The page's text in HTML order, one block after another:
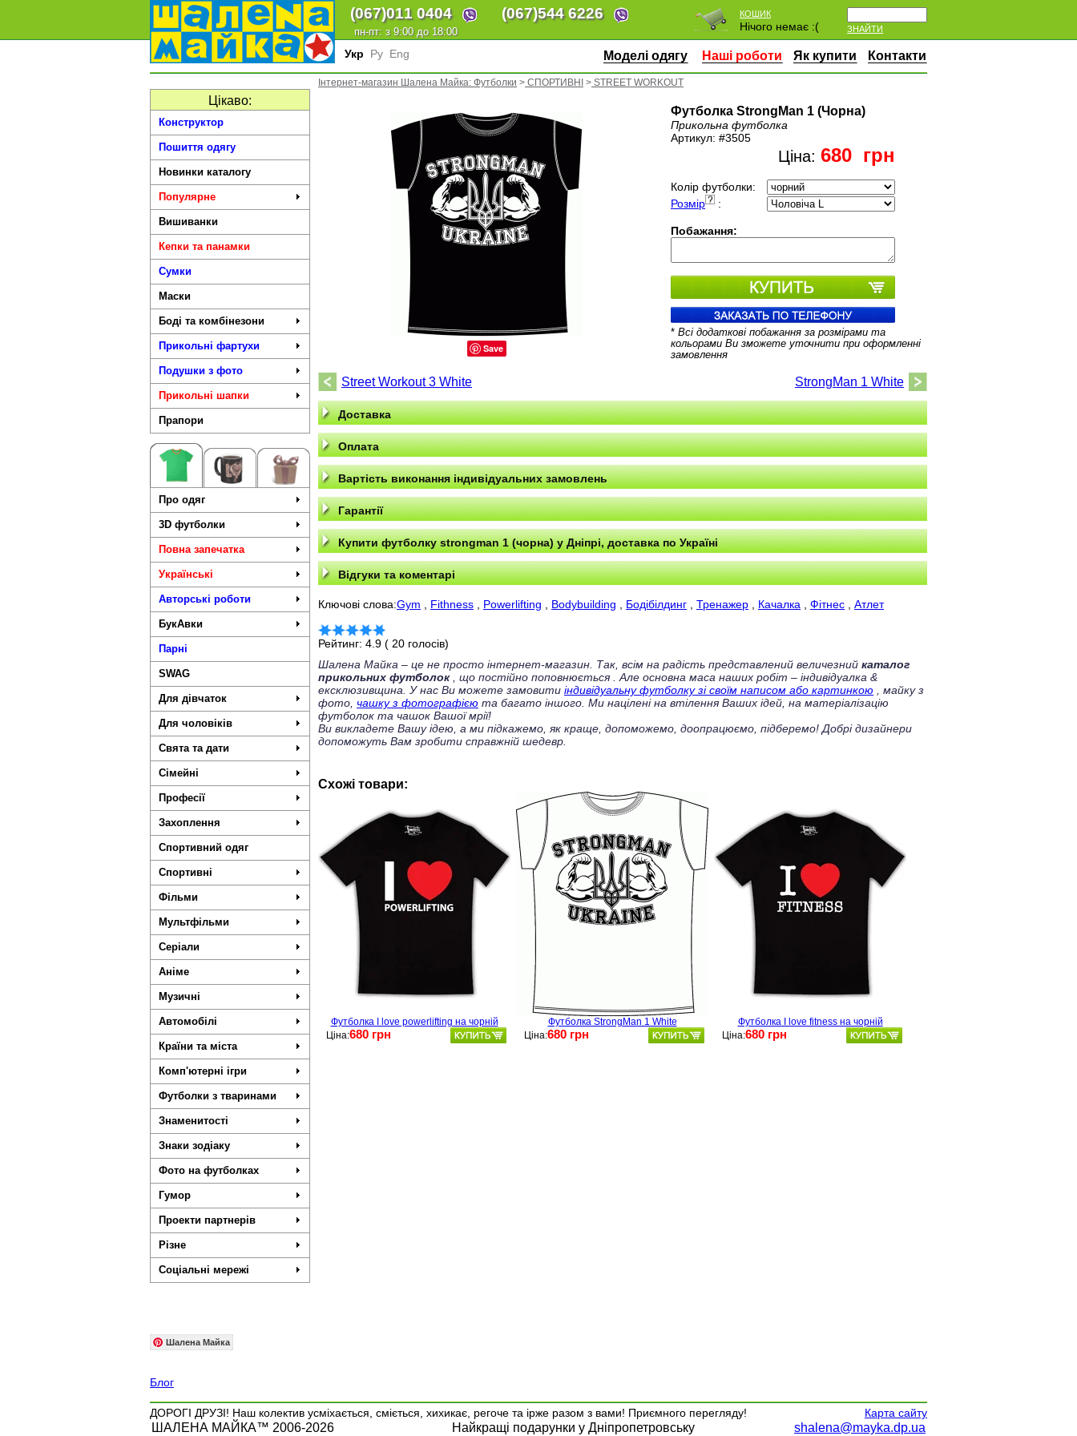
(067)011 0404 (067)544 6226
пн-пт: з 9:00 до 18:00 ЗНАЙТИ
КОШИК
Нічого немає :(
Укр Ру Eng Моделі одягу Наші роботи Як купити Контакти
Цікаво:
Конструктор
Пошиття одягу
Новинки каталогу
Популярне
Вишиванки
Кепки та панамки
Сумки
Маски
Боді та комбінезони
Прикольні фартухи
Подушки з фото
Прикольні шапки
Прапори
Про одяг
3D футболки
Повна запечатка
Українські
Авторські роботи
БукАвки
Парні
SWAG
Для дівчаток
Для чоловіків
Свята та дати
Сімейні
Професії
Захоплення
Спортивний одяг
Спортивні
Фільми
Мультфільми
Серіали
Аніме
Музичні
Автомобілі
Країни та міста
Комп'ютерні ігри
Футболки з тваринами
Знаменитості
Знаки зодіаку
Фото на футболках
Гумор
Проекти партнерів
Різне
Соціальні мережі
Шалена Майка
Блог
Інтернет-магазин Шалена Майка: Футболки > СПОРТИВНІ > STREET WORKOUT
Save
Футболка StrongMan 1 (Чорна)
Прикольна футболка
Артикул: #3505
Ціна: 680 грн
Колір футболки:
Розмір
:
Побажання:
* Всі додаткові побажання за розмірами та
кольорами Ви зможете уточнити при оформленні
замовлення
Street Workout 3 White StrongMan 1 White
Доставка
Оплата
Вартість виконання індивідуальних замовлень
Гарантії
Купити футболку strongman 1 (чорна) у Дніпрі, доставка по Україні
Відгуки та коментарі
Ключові слова:Gym Fithness Powerlifting Bodybuilding Бодібілдинг Тренажер Качалка Фітнес Атлет
Рейтинг: 4.9 ( 20 голосів)
Шалена Майка – це не просто інтернет-магазин. Так, всім на радість представлений величезний каталог
прикольних футболок, що постійно поповнюється
. Але основна маса наших робіт – індивідуалка &
ексклюзивщина. У нас Ви можете замовити індивідуальну футболку зі своїм написом або картинкою , майку з
фото, чашку з фотографією та багато іншого. Ми націлені на втілення Ваших ідей, на матеріалізацію
футболок та чашок Вашої мрії!
Ви викладете Вашу ідею, а ми підкажемо, як краще, допоможемо, доопрацюємо, підберемо! Добрі дизайнери
допоможуть Вам зробити справжній шедевр.
Схожі товари:
Футболка I love powerlifting на чорній
Ціна:680 грн
Футболка StrongMan 1 White
Ціна:680 грн
Футболка I love fitness на чорній
Ціна:680 грн
Карта сайту
ДОРОГІ ДРУЗІ! Наш колектив усміхається, сміється, хихикає, регоче та ірже разом з вами! Приємного перегляду!
ШАЛЕНА МАЙКА™ 2006-2026 Найкращі подарунки у Дніпропетровську shalena@mayka.dp.ua